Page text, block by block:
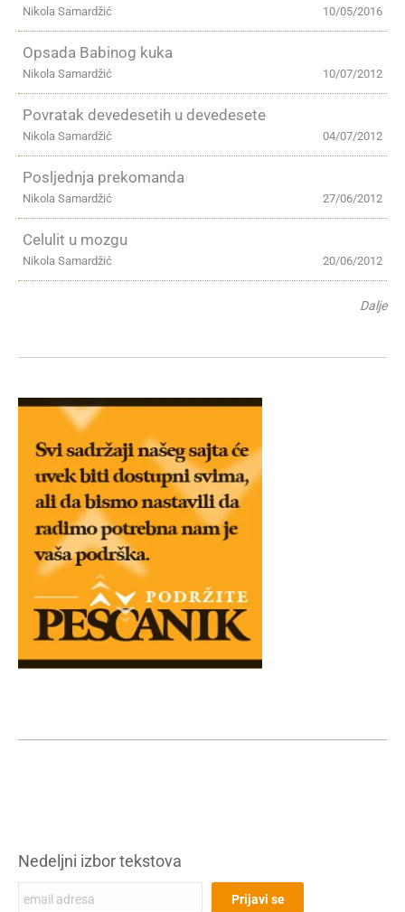
10/05/2016
Nikola Samardžić
Opsada Babinog kuka
10/07/2012
Nikola Samardžić
Povratak devedesetih u devedesete
04/07/2012
Nikola Samardžić
Posljednja prekomanda
27/06/2012
Nikola Samardžić
Celulit u mozgu
20/06/2012
Nikola Samardžić
Dalje
Nedeljni izbor tekstova